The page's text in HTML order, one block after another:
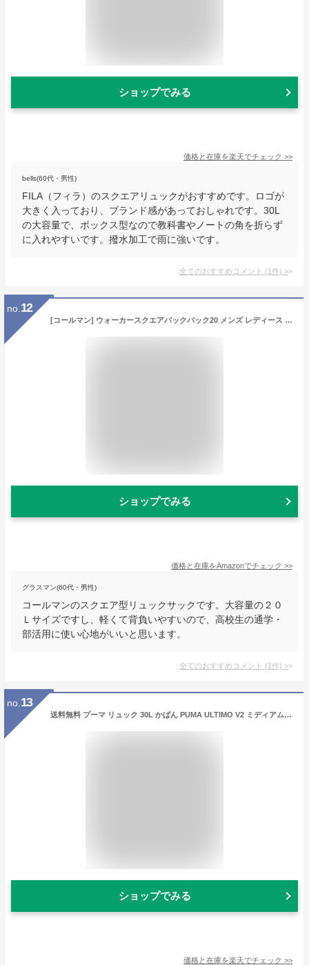
ショップでみる
価格と在庫を楽天でチェック >>
bells(60代・男性)
FILA（フィラ）のスクエアリュックがおすすめです。ロゴが
大きく入っており、ブランド感があっておしゃれです。30L
の大容量で、ボックス型なので教科書やノートの角を折らず
に入れやすいです。撥水加工で雨に強いです。
全てのおすすめコメント (1件) >
no. 12
[コールマン] ウォーカースクエアバックパック20 メンズ レディース ユニセックス リュック バックパック バッグ 20L 通勤 通学 ビジネス 軽量
ショップでみる
価格と在庫をAmazonでチェック >>
グラスマン(60代・男性)
コールマンのスクエア型リュックサックです。大容量の２０
Ｌサイズですし、軽くて背負いやすいので、高校生の通学・
部活用に使い心地がいいと思います。
全てのおすすめコメント (1件) >
no. 13
送料無料 プーマ リュック 30L かばん PUMA ULTIMO V2 ミディアム バックパック 30リットル ユニセックス スクエア型 スポーツバッグ トレーニング ジム 通勤 通学 旅行 鞄 デイパック メンズリュック 男性 女性 ブランド かばん シンプル/091700【ギフト不可】【pu22pd】
ショップでみる
価格と在庫を楽天でチェック >>